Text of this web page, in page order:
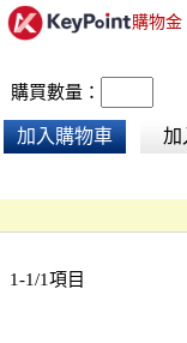
購物金
購買數量：
加入購物車 加
1-1/1項目